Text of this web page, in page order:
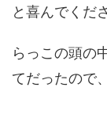
と喜んでくだ
らっこの頭の
てだったので